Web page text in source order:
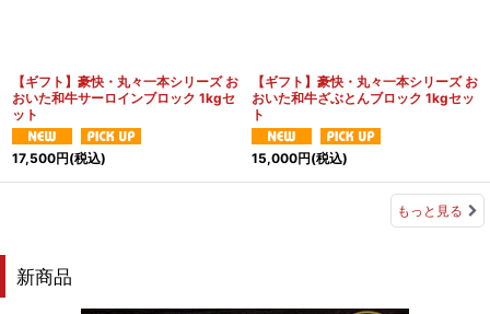
【ギフト】豪快・丸々一本シリーズ お
おいた和牛サーロインブロック 1kgセ
ット
17,500円(税込)
【ギフト】豪快・丸々一本シリーズ お
おいた和牛ざぶとんブロック 1kgセッ
ト
15,000円(税込)
もっと見る
新商品